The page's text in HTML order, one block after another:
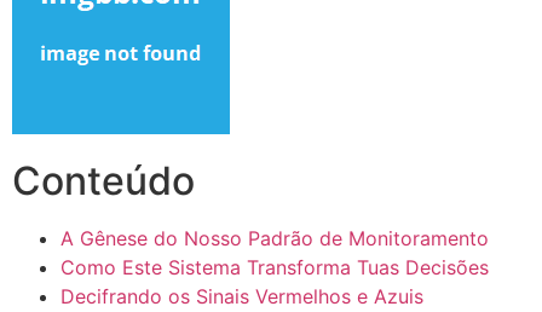
Conteúdo
A Gênese do Nosso Padrão de Monitoramento
Como Este Sistema Transforma Tuas Decisões
Decifrando os Sinais Vermelhos e Azuis